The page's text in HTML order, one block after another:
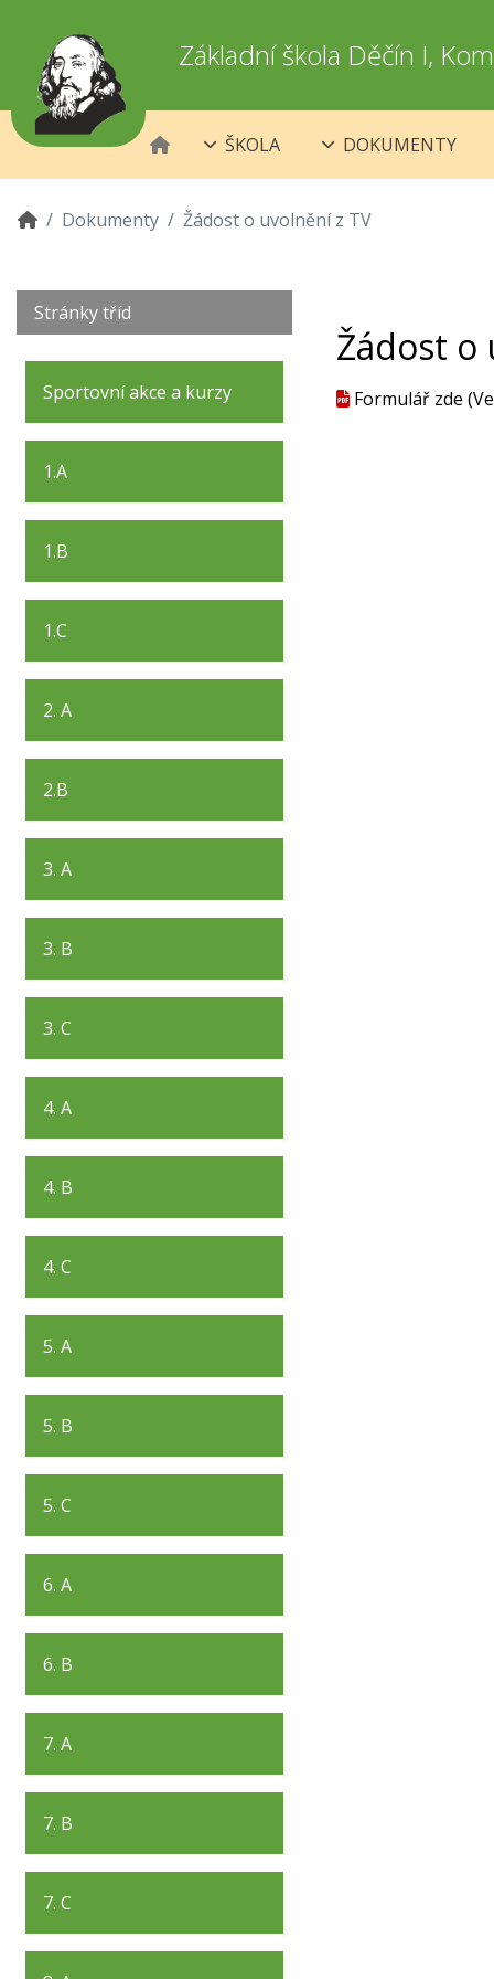
Základní škola Děčín I,
ŠKOLA DOKUMENTY
Dokumenty Žádost o uvolnění z TV
Žádost o
Formulář zde
Stránky tříd
Sportovní akce a kurzy
1.A
1.B
1.C
2. A
2.B
3. A
3. B
3. C
4. A
4. B
4. C
5. A
5. B
5. C
6. A
6. B
7. A
7. B
7. C